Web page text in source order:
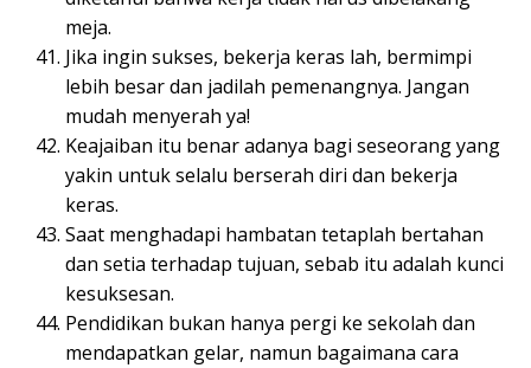
meja.
Jika ingin sukses, bekerja keras lah, bermimpi
lebih besar dan jadilah pemenangnya. Jangan
mudah menyerah ya!
Keajaiban itu benar adanya bagi seseorang yang
yakin untuk selalu berserah diri dan bekerja
keras.
Saat menghadapi hambatan tetaplah bertahan
dan setia terhadap tujuan, sebab itu adalah kunci
kesuksesan.
Pendidikan bukan hanya pergi ke sekolah dan
mendapatkan gelar, namun bagaimana cara